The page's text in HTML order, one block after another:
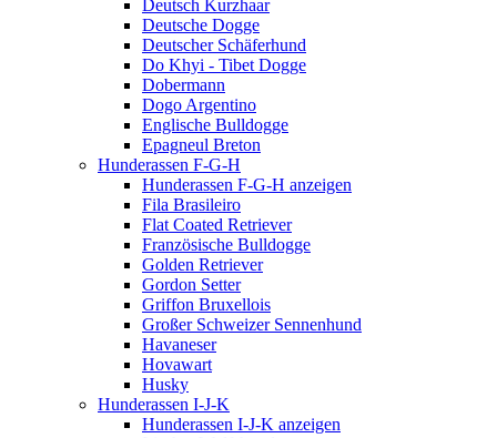
Deutsch Kurzhaar
Deutsche Dogge
Deutscher Schäferhund
Do Khyi - Tibet Dogge
Dobermann
Dogo Argentino
Englische Bulldogge
Epagneul Breton
Hunderassen F-G-H
Hunderassen F-G-H anzeigen
Fila Brasileiro
Flat Coated Retriever
Französische Bulldogge
Golden Retriever
Gordon Setter
Griffon Bruxellois
Großer Schweizer Sennenhund
Havaneser
Hovawart
Husky
Hunderassen I-J-K
Hunderassen I-J-K anzeigen